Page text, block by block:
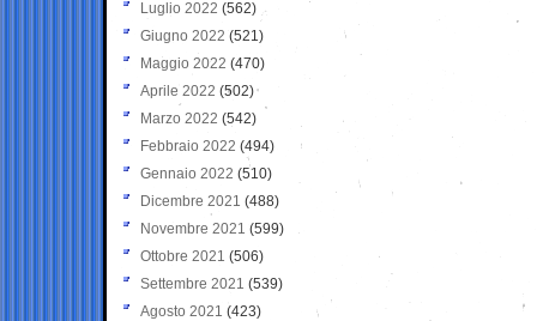
Luglio 2022 (562)
Giugno 2022 (521)
Maggio 2022 (470)
Aprile 2022 (502)
Marzo 2022 (542)
Febbraio 2022 (494)
Gennaio 2022 (510)
Dicembre 2021 (488)
Novembre 2021 (599)
Ottobre 2021 (506)
Settembre 2021 (539)
Agosto 2021 (423)